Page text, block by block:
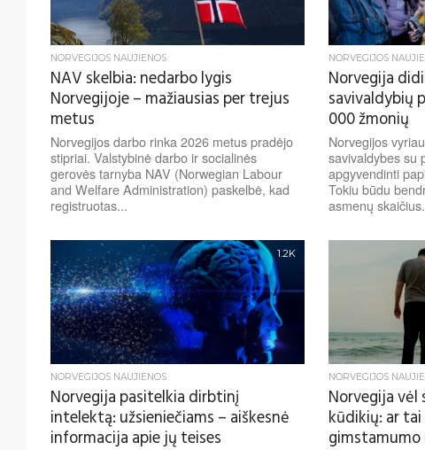
NORVEGIJOS NAUJIENOS
NAV skelbia: nedarbo lygis
Norvegijoje – mažiausias per trejus
metus
Norvegijos darbo rinka 2026 metus pradėjo
stipriai. Valstybinė darbo ir socialinės
gerovės tarnyba NAV (Norwegian Labour
and Welfare Administration) paskelbė, kad
registruotas...
NORVEGIJOS
Norvegija
savivaldybių
000 žmonių
Norvegijos
savivaldybes su
apgyvendinti
Tokiu būdu
asmenų
1.2K
NORVEGIJOS NAUJIENOS
Norvegija pasitelkia dirbtinį
intelektą: užsieniečiams – aiškesnė
informacija apie jų teises
NORVEGIJOS
Norvegija vėl
kūdikių: ar
gimstamumo